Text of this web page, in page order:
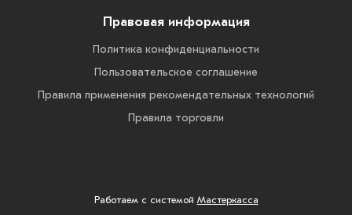
Правовая информация
Политика конфиденциальности
Пользовательское соглашение
Правила применения рекомендательных технологий
Правила торговли
Работаем с системой Мастеркасса